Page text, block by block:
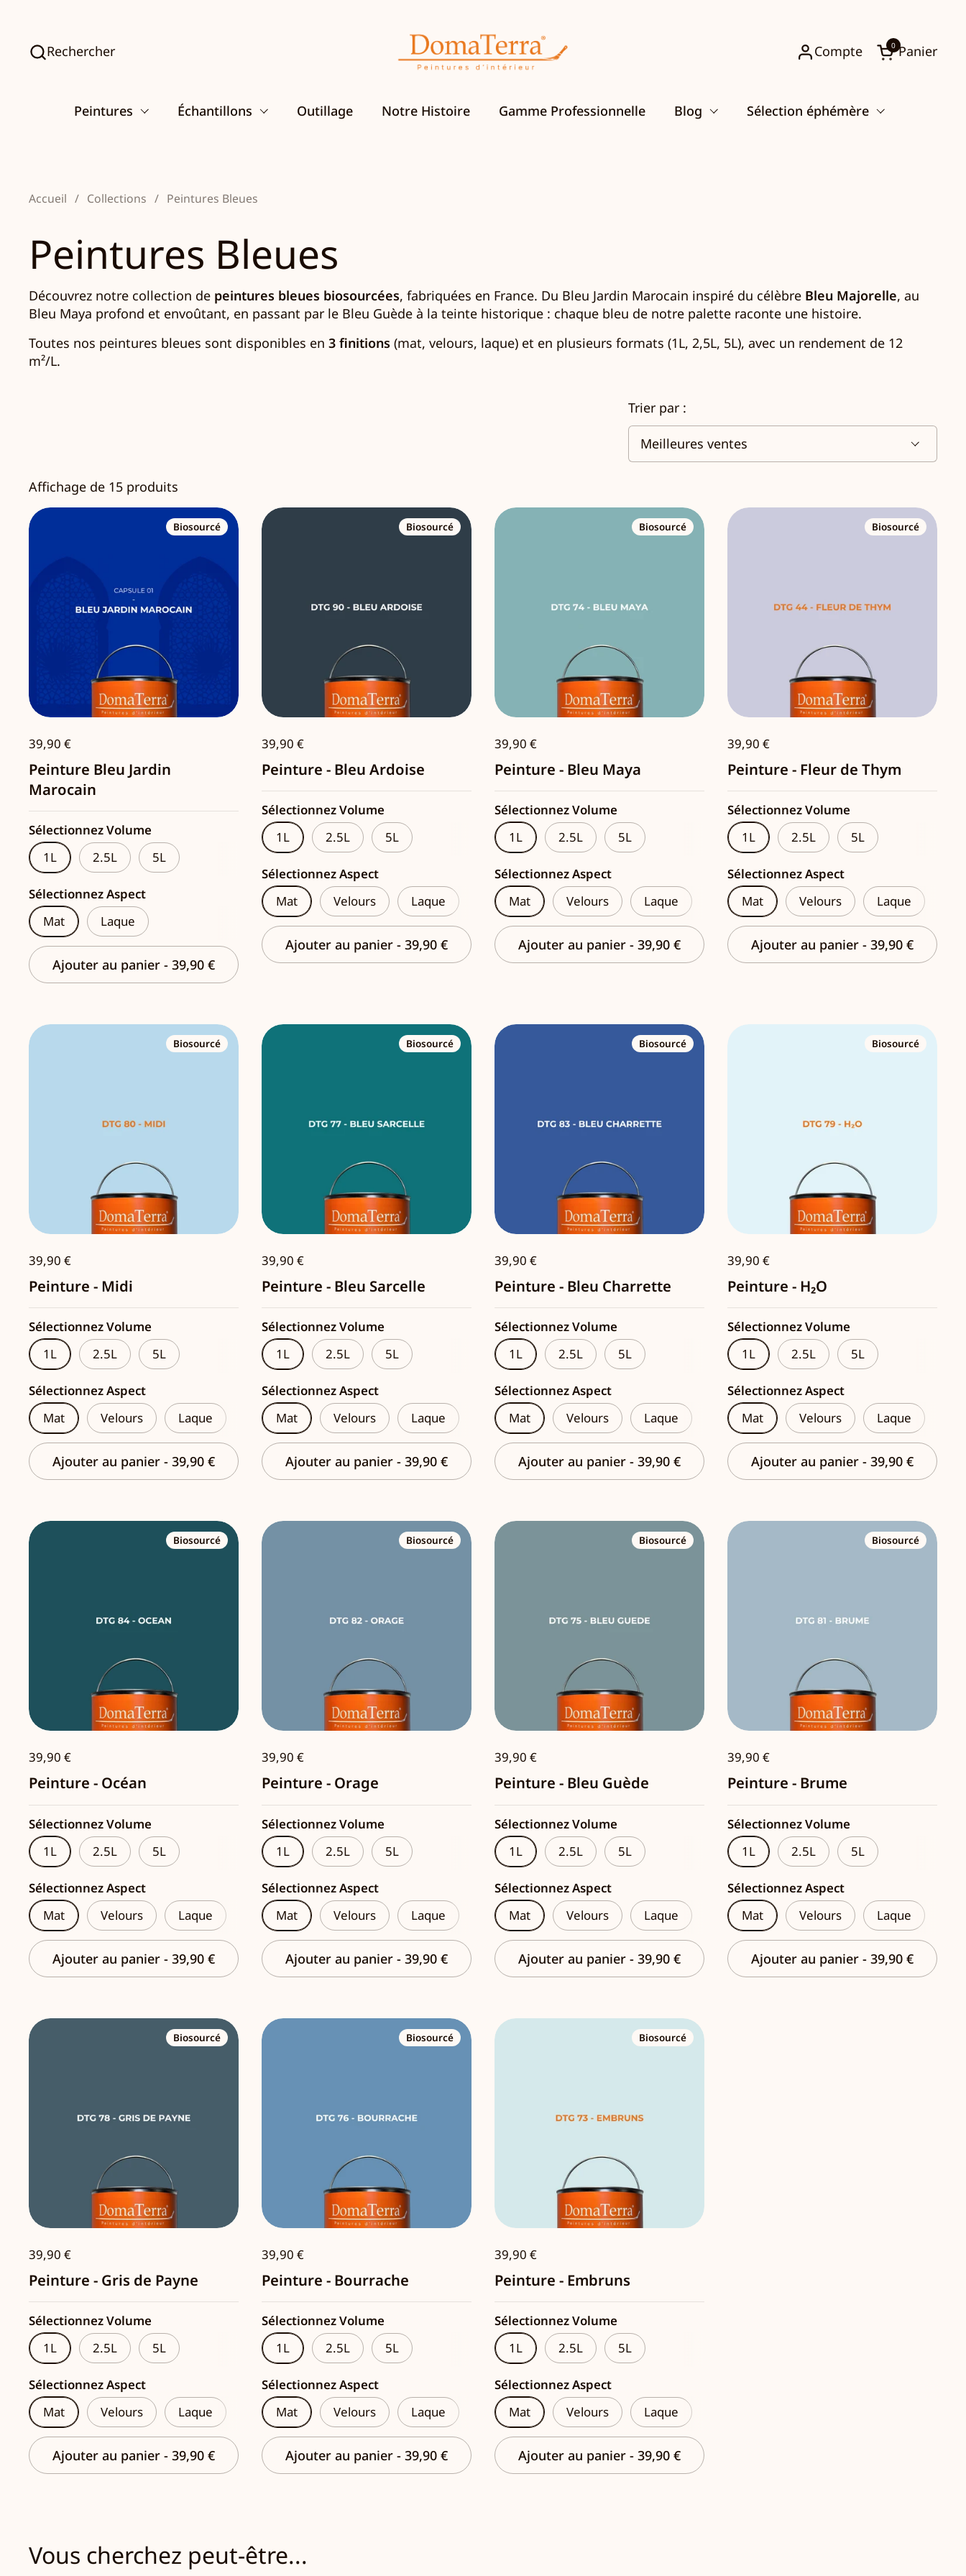
Rechercher Compte
Ouvrir le
Panier
0
Peintures Échantillons Outillage Notre Histoire Gamme Professionnelle Blog Sélection éphémère
Accueil / Collections / Peintures Bleues
Peintures Bleues
Découvrez notre collection de peintures bleues biosourcées, fabriquées en France. Du Bleu Jardin Marocain inspiré du célèbre Bleu Majorelle, au
Bleu Maya profond et envoûtant, en passant par le Bleu Guède à la teinte historique : chaque bleu de notre palette raconte une histoire.
Toutes nos peintures bleues sont disponibles en 3 finitions (mat, velours, laque) et en plusieurs formats (1L, 2,5L, 5L), avec un rendement de 12
m²/L.
Trier par :
Affichage de 15 produits
39,90 €
Peinture Bleu Jardin
Marocain
Sélectionnez Volume
1L
2.5L 5L
Sélectionnez Aspect
Mat
Laque
Ajouter au panier - 39,90 €
Biosourcé
39,90 €
Peinture - Bleu Ardoise
Sélectionnez Volume
1L
2.5L 5L
Sélectionnez Aspect
Mat
Velours Laque
Ajouter au panier - 39,90 €
Biosourcé
39,90 €
Peinture - Bleu Maya
Sélectionnez Volume
1L
2.5L 5L
Sélectionnez Aspect
Mat
Velours Laque
Ajouter au panier - 39,90 €
Biosourcé
39,90 €
Peinture - Fleur de Thym
Sélectionnez Volume
1L
2.5L 5L
Sélectionnez Aspect
Mat
Velours Laque
Ajouter au panier - 39,90 €
Biosourcé
39,90 €
Peinture - Midi
Sélectionnez Volume
1L
2.5L 5L
Sélectionnez Aspect
Mat
Velours Laque
Ajouter au panier - 39,90 €
Biosourcé
39,90 €
Peinture - Bleu Sarcelle
Sélectionnez Volume
1L
2.5L 5L
Sélectionnez Aspect
Mat
Velours Laque
Ajouter au panier - 39,90 €
Biosourcé
39,90 €
Peinture - Bleu Charrette
Sélectionnez Volume
1L
2.5L 5L
Sélectionnez Aspect
Mat
Velours Laque
Ajouter au panier - 39,90 €
Biosourcé
39,90 €
Peinture - H₂O
Sélectionnez Volume
1L
2.5L 5L
Sélectionnez Aspect
Mat
Velours Laque
Ajouter au panier - 39,90 €
Biosourcé
39,90 €
Peinture - Océan
Sélectionnez Volume
1L
2.5L 5L
Sélectionnez Aspect
Mat
Velours Laque
Ajouter au panier - 39,90 €
Biosourcé
39,90 €
Peinture - Orage
Sélectionnez Volume
1L
2.5L 5L
Sélectionnez Aspect
Mat
Velours Laque
Ajouter au panier - 39,90 €
Biosourcé
39,90 €
Peinture - Bleu Guède
Sélectionnez Volume
1L
2.5L 5L
Sélectionnez Aspect
Mat
Velours Laque
Ajouter au panier - 39,90 €
Biosourcé
39,90 €
Peinture - Brume
Sélectionnez Volume
1L
2.5L 5L
Sélectionnez Aspect
Mat
Velours Laque
Ajouter au panier - 39,90 €
Biosourcé
39,90 €
Peinture - Gris de Payne
Sélectionnez Volume
1L
2.5L 5L
Sélectionnez Aspect
Mat
Velours Laque
Ajouter au panier - 39,90 €
Biosourcé
39,90 €
Peinture - Bourrache
Sélectionnez Volume
1L
2.5L 5L
Sélectionnez Aspect
Mat
Velours Laque
Ajouter au panier - 39,90 €
Biosourcé
39,90 €
Peinture - Embruns
Sélectionnez Volume
1L
2.5L 5L
Sélectionnez Aspect
Mat
Velours Laque
Ajouter au panier - 39,90 €
Biosourcé
Vous cherchez peut-être...